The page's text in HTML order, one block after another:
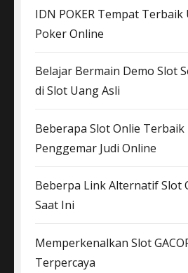
IDN POKER Tempat
Poker Online
Belajar Bermain Demo Slot
di Slot Uang Asli
Beberapa Slot Onlie
Penggemar Judi Online
Beberpa Link Alternatif Slot
Saat Ini
Memperkenalkan Slot
Terpercaya